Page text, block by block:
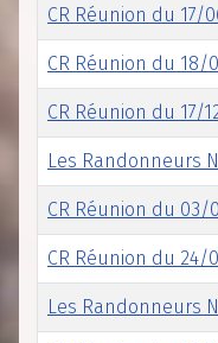
CR Réunion du 17/
CR Réunion du 18/
CR Réunion du 17/
Les Randonneurs
CR Réunion du 03/
CR Réunion du 24/
Les Randonneurs